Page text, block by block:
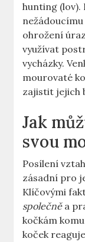
hunting (lov).
ohrožení
využívat
vycházky.
mourovaté
zajistit jejich
Jak
svou
Posílení
zásadní pro
Klíčovými
společněa
kočkám
koček